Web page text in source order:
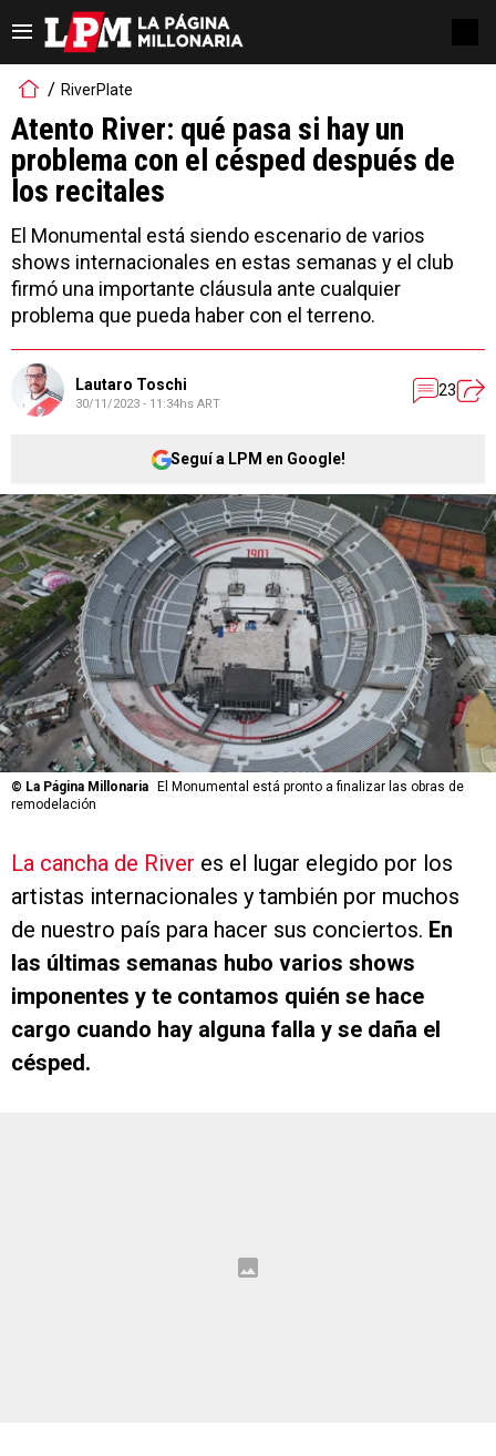
RiverPlate
Atento River: qué pasa si hay un
problema con el césped después de
los recitales
El Monumental está siendo escenario de varios
shows internacionales en estas semanas y el club
firmó una importante cláusula ante cualquier
problema que pueda haber con el terreno.
Lautaro Toschi
30/11/2023 - 11:34hs ART
23
Seguí a LPM en Google!
© La Página Millonaria
El Monumental está pronto a finalizar las obras de
remodelación
La cancha de River es el lugar elegido por los
artistas internacionales y también por muchos
de nuestro país para hacer sus conciertos. En
las últimas semanas hubo varios shows
imponentes y te contamos quién se hace
cargo cuando hay alguna falla y se daña el
césped.